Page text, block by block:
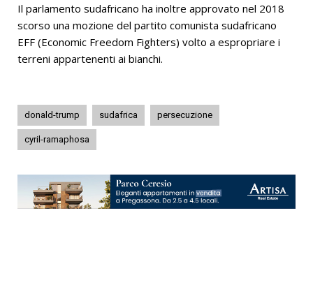
Il parlamento sudafricano ha inoltre approvato nel 2018
scorso una mozione del partito comunista sudafricano
EFF (Economic Freedom Fighters) volto a espropriare i
terreni appartenenti ai bianchi.
donald-trump sudafrica persecuzione
cyril-ramaphosa